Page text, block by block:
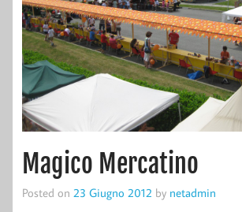
Magico Mercatino
Posted on 23 Giugno 2012 by netadmin